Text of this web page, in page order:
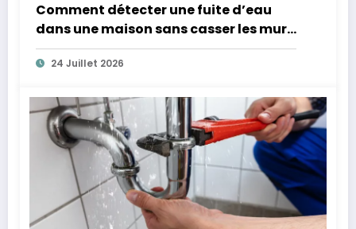
Comment détecter une fuite d’eau
dans une maison sans casser les murs
?
24 Juillet 2026